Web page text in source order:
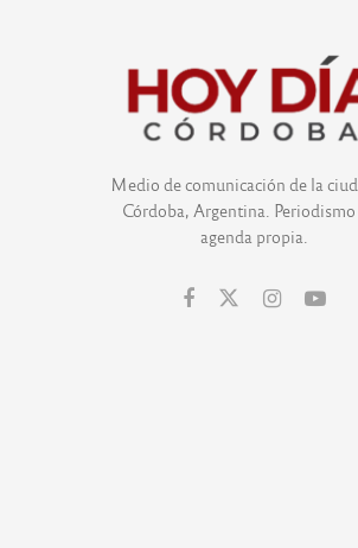
Medio de comunicación de la
Córdoba, Argentina. Periodismo
agenda propia.